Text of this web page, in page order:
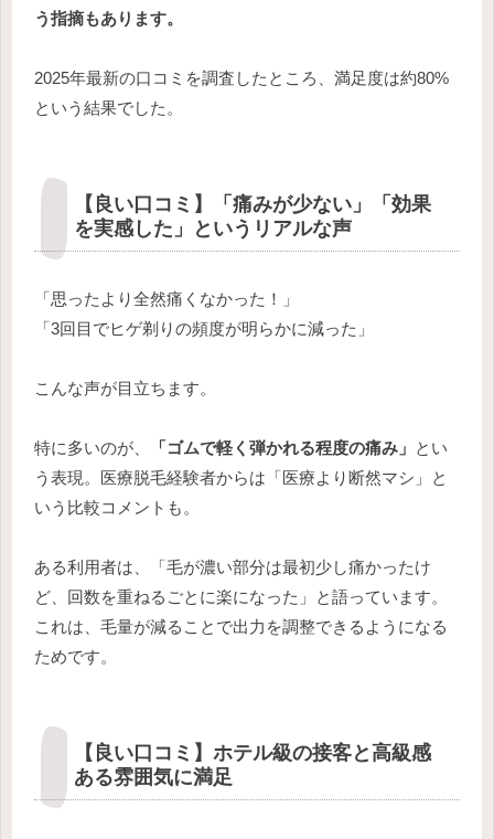
う指摘もあります。
2025年最新の口コミを調査したところ、満足度は約80%
という結果でした。
【良い口コミ】「痛みが少ない」「効果
を実感した」というリアルな声
「思ったより全然痛くなかった！」
「3回目でヒゲ剃りの頻度が明らかに減った」
こんな声が目立ちます。
特に多いのが、 「ゴムで軽く弾かれる程度の痛み」 とい
う表現。医療脱毛経験者からは「医療より断然マシ」と
いう比較コメントも。
ある利用者は、「毛が濃い部分は最初少し痛かったけ
ど、回数を重ねるごとに楽になった」と語っています。
これは、毛量が減ることで出力を調整できるようになる
ためです。
【良い口コミ】ホテル級の接客と高級感
ある雰囲気に満足